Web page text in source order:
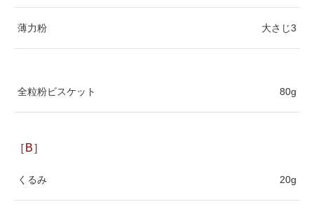
薄力粉 大さじ3
全粒粉ビスケット 80g
［B］
くるみ 20g